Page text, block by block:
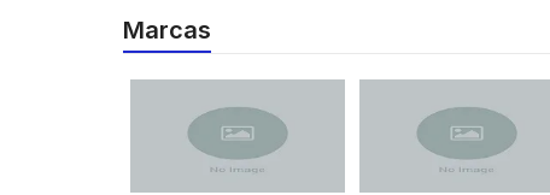
Marcas